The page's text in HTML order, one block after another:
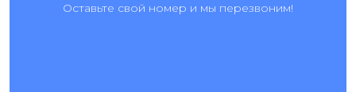
Оставьте свой номер и мы перезвоним!